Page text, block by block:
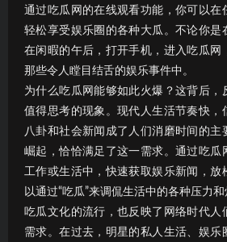
通过吃瓜网的在线观看功能，你可以在
轻松享受娱乐圈的各种大瓜。不论你是
在闲暇的午后，打开手机，进入吃瓜网
那些令人瞠目结舌的娱乐事件中。
为什么吃瓜网能够如此火爆？这背后，
值得思考的现象。现代人生活节奏快，
八卦和社会新闻成了人们消磨时间的主
崛起，恰恰满足了这一需求。通过吃瓜
工作或生活中，快速获取娱乐新闻，放
以通过“吃瓜”来调侃生活中的各种压力和
吃瓜文化的流行，也反映了网络时代人
需求。在过去，明星的私人生活、娱乐